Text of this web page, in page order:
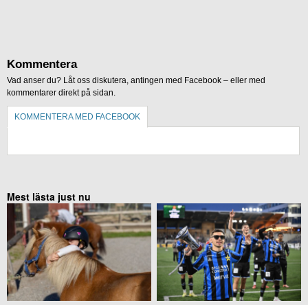
Kommentera
Vad anser du? Låt oss diskutera, antingen med Facebook – eller med
kommentarer direkt på sidan.
KOMMENTERA MED FACEBOOK
Mest lästa just nu